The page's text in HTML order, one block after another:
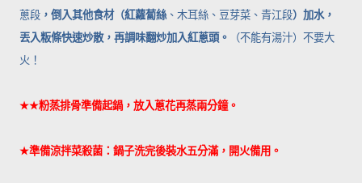
蔥段 ，倒入其他食材（紅蘿蔔絲 、木耳絲、豆芽菜、青江段）加水，
丟入粄條快速炒散，再調味翻炒加入紅蔥頭。
（不能有湯汁）不要大
火！
★★粉蒸排骨準備起鍋，放入蔥花再蒸兩分鐘。
★準備涼拌菜殺菌：鍋子洗完後裝水五分滿，開火備用。